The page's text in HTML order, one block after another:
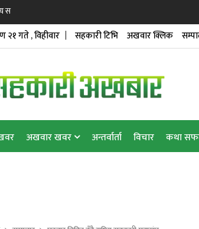
निर
२१ गते , विहीवार सहकारी टिभि अखवार क्लिक
अखवार खवर अन्तर्वार्ता विचार कथा